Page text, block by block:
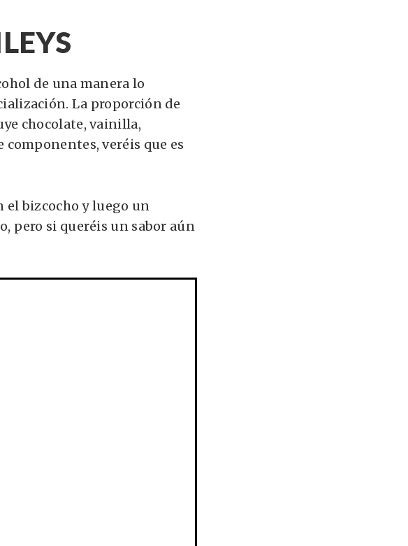
de una manera lo
La proporción de
chocolate, vainilla,
componentes, veréis que es
el bizcocho y luego un
pero si queréis un sabor aún